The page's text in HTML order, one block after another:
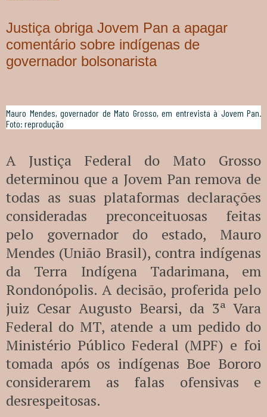
Justiça obriga Jovem Pan a apagar
comentário sobre indígenas de
governador bolsonarista
Mauro Mendes, governador de Mato Grosso, em entrevista à Jovem Pan.
Foto: reprodução
A Justiça Federal do Mato Grosso
determinou que a Jovem Pan remova de
todas as suas plataformas declarações
consideradas preconceituosas feitas
pelo governador do estado, Mauro
Mendes (União Brasil), contra indígenas
da Terra Indígena Tadarimana, em
Rondonópolis. A decisão, proferida pelo
juiz Cesar Augusto Bearsi, da 3ª Vara
Federal do MT, atende a um pedido do
Ministério Público Federal (MPF) e foi
tomada após os indígenas Boe Bororo
considerarem as falas ofensivas e
desrespeitosas.